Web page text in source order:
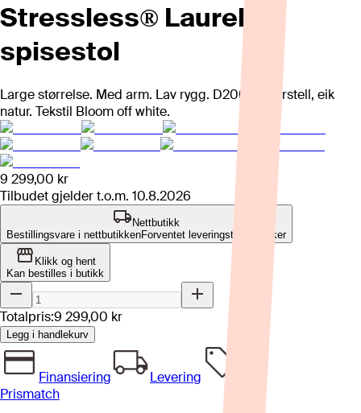
Stressless® Laurel
spisestol
Large størrelse. Med arm. Lav rygg. D200-understell, eik
natur. Tekstil Bloom off white.
9 299,00 kr
Tilbudet gjelder t.o.m. 10.8.2026
Nettbutikk
Bestillingsvare i nettbutikkenForventet leveringstid: 4-8 uker
Klikk og hent
Kan bestilles i butikk
Totalpris:9 299,00 kr
Legg i handlekurv
Finansiering
Levering
Prismatch